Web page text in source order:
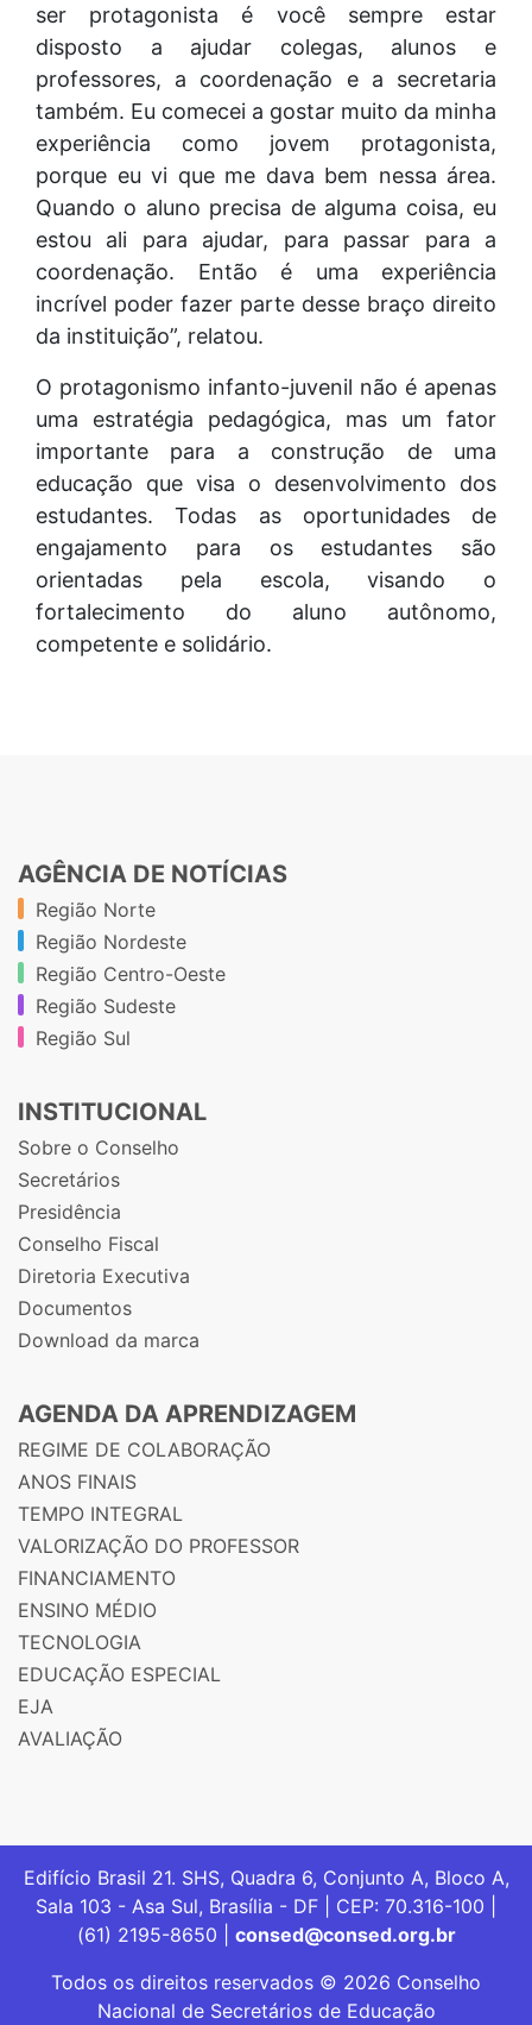
ser protagonista é você sempre estar
disposto a ajudar colegas, alunos e
professores, a coordenação e a secretaria
também. Eu comecei a gostar muito da minha
experiência como jovem protagonista,
porque eu vi que me dava bem nessa área.
Quando o aluno precisa de alguma coisa, eu
estou ali para ajudar, para passar para a
coordenação. Então é uma experiência
incrível poder fazer parte desse braço direito
da instituição”, relatou.
O protagonismo infanto-juvenil não é apenas
uma estratégia pedagógica, mas um fator
importante para a construção de uma
educação que visa o desenvolvimento dos
estudantes. Todas as oportunidades de
engajamento para os estudantes são
orientadas pela escola, visando o
fortalecimento do aluno autônomo,
competente e solidário.
AGÊNCIA DE NOTÍCIAS
Região Norte
Região Nordeste
Região Centro-Oeste
Região Sudeste
Região Sul
INSTITUCIONAL
Sobre o Conselho
Secretários
Presidência
Conselho Fiscal
Diretoria Executiva
Documentos
Download da marca
AGENDA DA APRENDIZAGEM
REGIME DE COLABORAÇÃO
ANOS FINAIS
TEMPO INTEGRAL
VALORIZAÇÃO DO PROFESSOR
FINANCIAMENTO
ENSINO MÉDIO
TECNOLOGIA
EDUCAÇÃO ESPECIAL
EJA
AVALIAÇÃO
Edifício Brasil 21. SHS, Quadra 6, Conjunto A, Bloco A,
Sala 103 - Asa Sul, Brasília - DF | CEP: 70.316-100 |
(61) 2195-8650 | consed@consed.org.br
Todos os direitos reservados © 2026 Conselho
Nacional de Secretários de Educação